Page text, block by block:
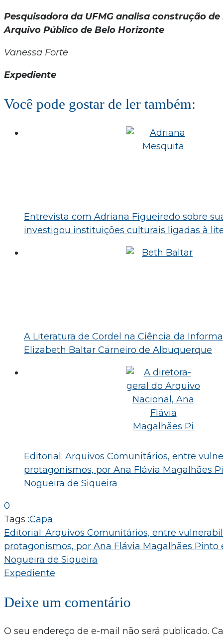
Pesquisadora da UFMG analisa construção
Arquivo Público de Belo Horizonte
Vanessa Forte
Expediente
Você pode gostar de ler também:
Entrevista com Adriana Figueiredo sobre
investigou instituições culturais ligadas à
A Literatura de Cordel na Ciência da
Elizabeth Baltar Carneiro de Albuquerque
Editorial: Arquivos Comunitários, entre
protagonismos, por Ana Flávia Magalhães
Nogueira de Siqueira
0
Tags :Capa
Navegação
de
Post
Editorial: Arquivos Comunitários, entre
protagonismos, por Ana Flávia Magalhães Pinto
Nogueira de Siqueira
Expediente
Deixe um comentário
O seu endereço de e-mail não será publicado.